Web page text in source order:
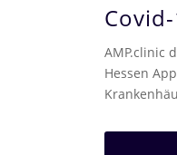
AMP.clinic
Hessen